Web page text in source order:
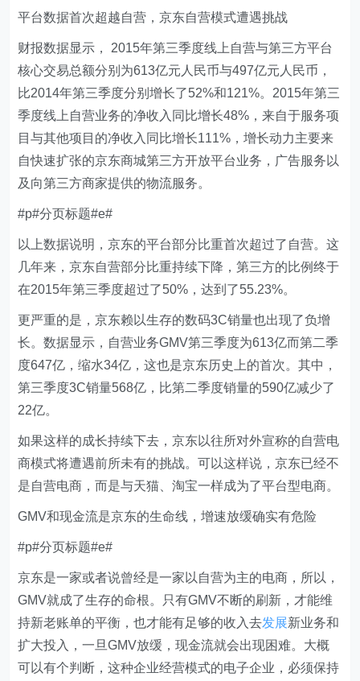
平台数据首次超越自营，京东自营模式遭遇挑战
财报数据显示， 2015年第三季度线上自营与第三方平台
核心交易总额分别为613亿元人民币与497亿元人民币，
比2014年第三季度分别增长了52%和121%。2015年第三
季度线上自营业务的净收入同比增长48%，来自于服务项
目与其他项目的净收入同比增长111%，增长动力主要来
自快速扩张的京东商城第三方开放平台业务，广告服务以
及向第三方商家提供的物流服务。
#p#分页标题#e#
以上数据说明，京东的平台部分比重首次超过了自营。这
几年来，京东自营部分比重持续下降，第三方的比例终于
在2015年第三季度超过了50%，达到了55.23%。
更严重的是，京东赖以生存的数码3C销量也出现了负增
长。数据显示，自营业务GMV第三季度为613亿而第二季
度647亿，缩水34亿，这也是京东历史上的首次。其中，
第三季度3C销量568亿，比第二季度销量的590亿减少了
22亿。
如果这样的成长持续下去，京东以往所对外宣称的自营电
商模式将遭遇前所未有的挑战。可以这样说，京东已经不
是自营电商，而是与天猫、淘宝一样成为了平台型电商。
GMV和现金流是京东的生命线，增速放缓确实有危险
#p#分页标题#e#
京东是一家或者说曾经是一家以自营为主的电商，所以，
GMV就成了生存的命根。只有GMV不断的刷新，才能维
持新老账单的平衡，也才能有足够的收入去发展新业务和
扩大投入，一旦GMV放缓，现金流就会出现困难。大概
可以有个判断，这种企业经营模式的电子企业，必须保持